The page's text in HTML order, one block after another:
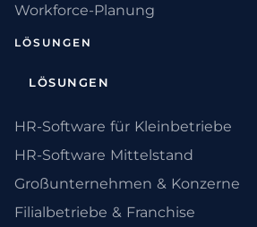
Workforce-Planung
LÖSUNGEN
LÖSUNGEN
HR-Software für Kleinbetriebe
HR-Software Mittelstand
Großunternehmen & Konzerne
Filialbetriebe & Franchise